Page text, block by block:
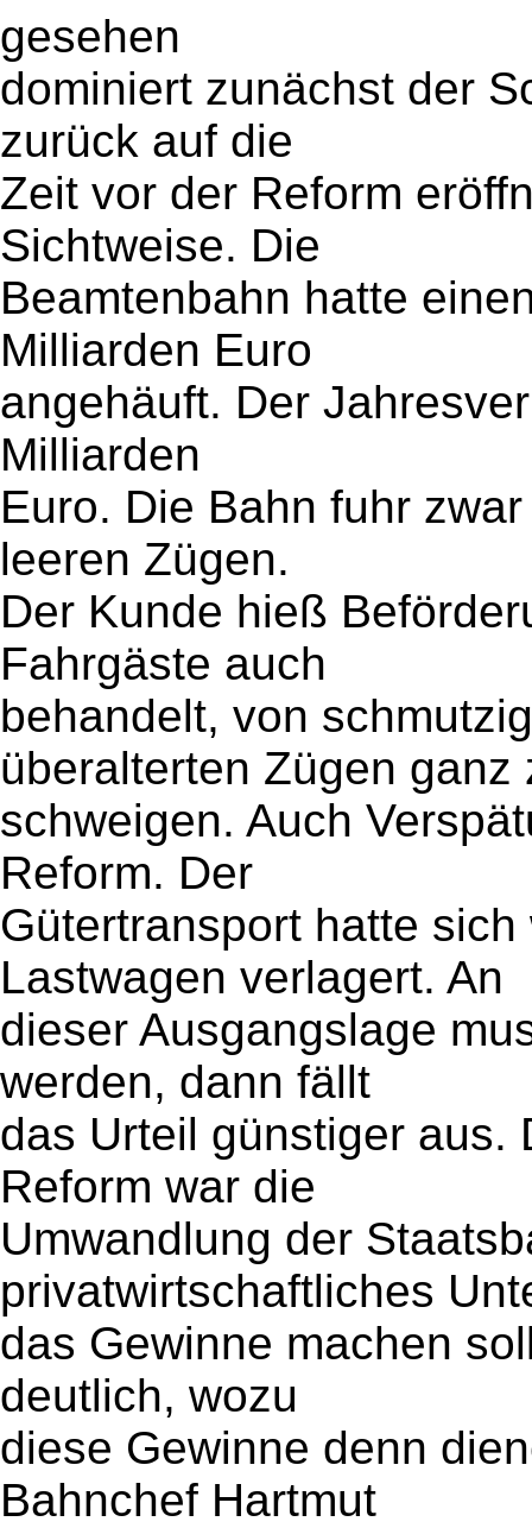
gesehen
dominiert zunächst der
zurück auf die
Zeit vor der Reform
Sichtweise. Die
Beamtenbahn hatte
Milliarden Euro
angehäuft. Der
Milliarden
Euro. Die Bahn fuhr
leeren Zügen.
Der Kunde hieß
Fahrgäste auch
behandelt, von
überalterten Zügen ganz
schweigen. Auch
Reform. Der
Gütertransport hatte
Lastwagen verlagert. An
dieser Ausgangslage
werden, dann fällt
das Urteil günstiger aus.
Reform war die
Umwandlung der
privatwirtschaftliches
das Gewinne machen
deutlich, wozu
diese Gewinne denn
Bahnchef Hartmut